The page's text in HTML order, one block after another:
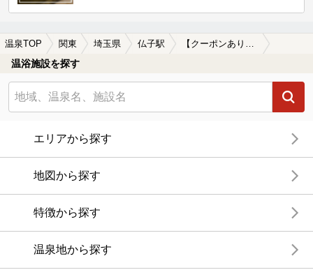
温泉TOP 関東 埼玉県 仏子駅
温浴施設を探す
エリアから探す
地図から探す
特徴から探す
温泉地から探す